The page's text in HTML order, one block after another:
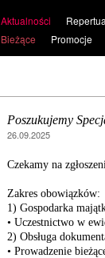
Aktualności
Bieżące
Promocje
Poszukujemy
26.09.2025
Czekamy na
Zakres obowiązków:
1) Gospodarka
• Uczestnictwo w
2) Obsługa
• Prowadzenie